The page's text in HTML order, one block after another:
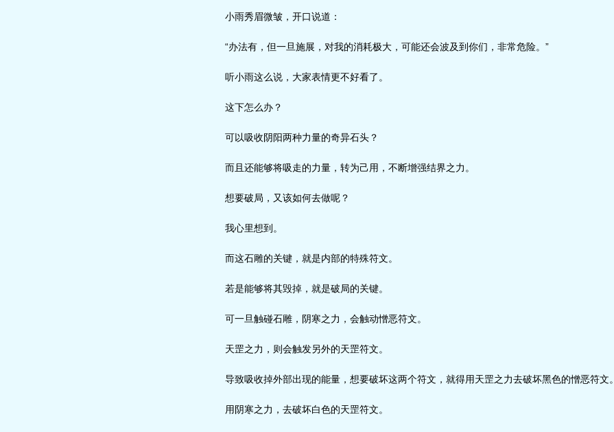
小雨秀眉微皱，开口说道：
“办法有，但一旦施展，对我的消耗极大，可能还会波及到你们，非常危险。”
听小雨这么说，大家表情更不好看了。
这下怎么办？
可以吸收阴阳两种力量的奇异石头？
而且还能够将吸走的力量，转为己用，不断增强结界之力。
想要破局，又该如何去做呢？
我心里想到。
而这石雕的关键，就是内部的特殊符文。
若是能够将其毁掉，就是破局的关键。
可一旦触碰石雕，阴寒之力，会触动憎恶符文。
天罡之力，则会触发另外的天罡符文。
导致吸收掉外部出现的能量，想要破坏这两个符文，就得用天罡之力去破坏黑色的憎恶符文。
用阴寒之力，去破坏白色的天罡符文。